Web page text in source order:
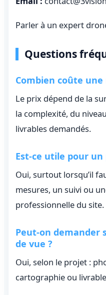
Parler à un expert
Questions
Combien coûte
Le prix dépend de la
la complexité, du
livrables demandés.
Est-ce utile pour
Oui, surtout lorsqu’il
mesures, un suivi ou
professionnelle du site.
Peut-on demander
de vue ?
Oui, selon le projet :
cartographie ou